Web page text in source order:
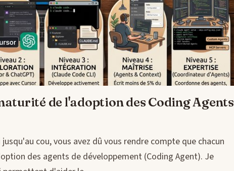
de l'adoption des Coding Agents
cou, vous avez dû vous rendre compte que chacun
des agents de développement (Coding Agent). Je